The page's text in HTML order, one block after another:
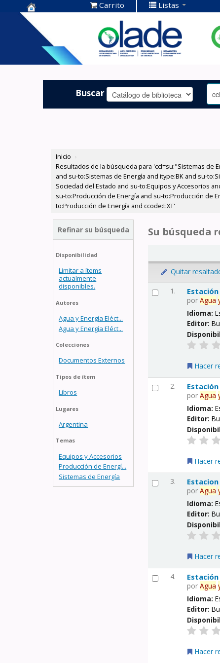
Centro de
Documentación
OLADE -
Carrito Listas
Buscar
Inicio ›
Resultados de la búsqueda para 'ccl=su:"Sistemas de
and su-to:Sistemas de Energía and itype:BK and su-
Sociedad del Estado and su-to:Equipos y Accesorios
su-to:Producción de Energía and su-to:Producción de
to:Producción de Energía and ccode:EXT'
Refinar su búsqueda
Disponibilidad
Limitar a ítems
actualmente
disponibles.
Autores
Agua y Energía Eléct...
Agua y Energía Eléct...
Colecciones
Documentos Externos
Tipos de ítem
Libros
Lugares
Argentina
Temas
Equipos y Accesorios
Producción de Energí...
Sistemas de Energía
Su búsqueda
Quitar
1.
porAgua
Idioma:
Editor:
Hacer
2.
porAgua
Idioma:
Editor:
Hacer
3.
porAgua
Idioma:
Editor:
Hacer
4.
porAgua
Idioma:
Editor:
Hacer